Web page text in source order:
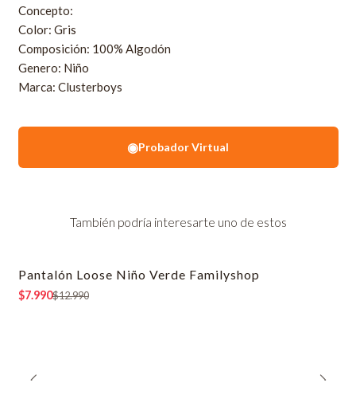
Concepto:
Color: Gris
Composición: 100% Algodón
Genero: Niño
Marca: Clusterboys
◉Probador Virtual
También podría interesarte uno de estos
-38% OFF
Pantalón Loose Niño Verde Familyshop
$7.990$12.990